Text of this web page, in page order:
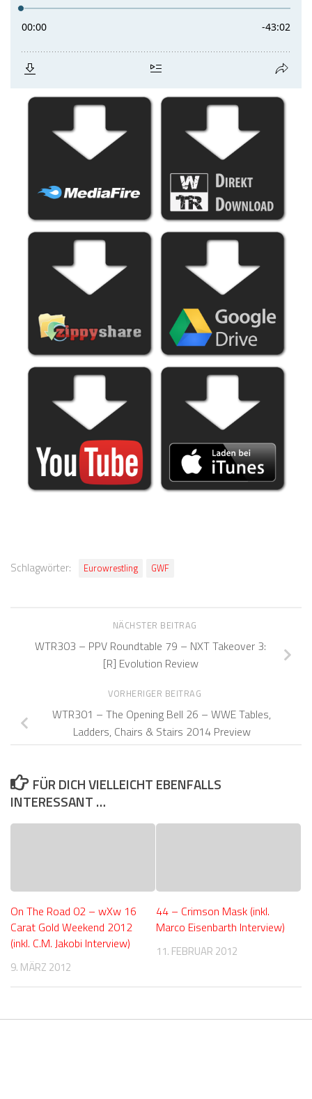
Schlagwörter: Eurowrestling GWF
NÄCHSTER BEITRAG
WTR303 – PPV Roundtable 79 – NXT Takeover 3:
[R] Evolution Review
VORHERIGER BEITRAG
WTR301 – The Opening Bell 26 – WWE Tables,
Ladders, Chairs & Stairs 2014 Preview
FÜR DICH VIELLEICHT EBENFALLS
INTERESSANT …
On The Road 02 – wXw 16
Carat Gold Weekend 2012
(inkl. C.M. Jakobi Interview)
9. MÄRZ 2012
44 – Crimson Mask (inkl.
Marco Eisenbarth Interview)
11. FEBRUAR 2012